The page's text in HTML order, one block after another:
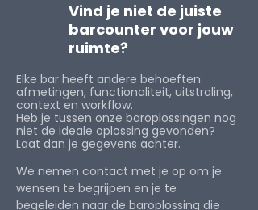
Vind je niet de juiste
barcounter voor jouw
ruimte?
Elke bar heeft andere behoeften:
afmetingen, functionaliteit, uitstraling,
context en workflow.
Heb je tussen onze baroplossingen nog
niet de ideale oplossing gevonden?
Laat dan je gegevens achter.
We nemen contact met je op om je
wensen te begrijpen en je te
begeleiden naar de baroplossing die